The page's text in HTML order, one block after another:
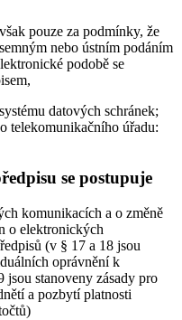
pouze za podmínky, že
nebo ústním podáním
podobě se
datových schránek;
telekomunikačního úřadu:
se postupuje
komunikacích a o změně
o elektronických
(v § 17 a 18 jsou
oprávnění k
stanoveny zásady pro
a pozbytí platnosti